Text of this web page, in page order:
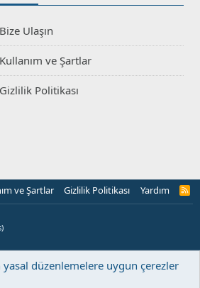
Bize Ulaşın
Kullanım ve Şartlar
Gizlilik Politikası
ve Şartlar Gizlilik Politikası Yardım
R
)
düzenlemelere uygun çerezler